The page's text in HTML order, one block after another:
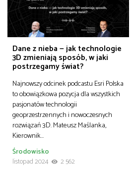
Dane z nieba — jak technologie
3D zmieniają sposób, w jaki
postrzegamy świat?
Najnowszy odcinek podcastu Esri Polska
to obowiązkowa pozycja dla wszystkich
pasjonatów technologii
geoprzestrzennych i nowoczesnych
rozwiązań 3D. Mateusz Maślanka,
Kierownik…
Środowisko
listopad 2024
2 562